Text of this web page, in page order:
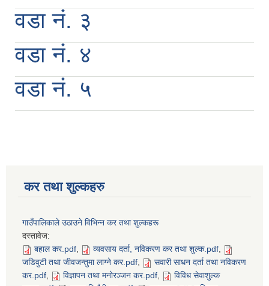
वडा नं. ३
वडा नं. ४
वडा नं. ५
कर तथा शुल्कहरु
गाउँपालिकाले उठाउने विभिन्न कर तथा शुल्कहरू
दस्तावेज:
बहाल कर.pdf, व्यवसाय दर्ता, नविकरण कर तथा शुल्क.pdf,
जडिवुटी तथा जीवजन्तुमा लाग्ने कर.pdf,
सवारी साधन दर्ता तथा नविकरण
कर.pdf, विज्ञापन तथा मनोरञ्जन कर.pdf,
विविध सेवाशुल्क